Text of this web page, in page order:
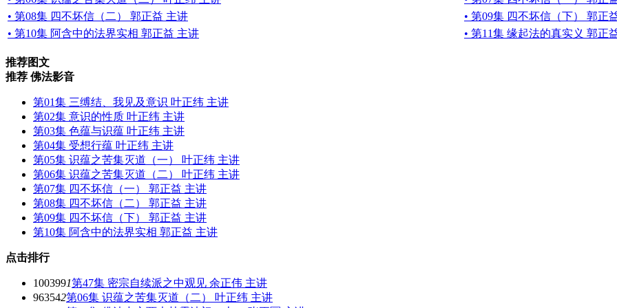
• 第08集 四不坏信（二） 郭正益 主讲
• 第09集 四不坏信（下） 郭正
• 第10集 阿含中的法界实相 郭正益 主讲
• 第11集 缘起法的真实义 郭正
推荐图文
推荐 佛法影音
第01集 三缚结、我见及意识 叶正纬 主讲
第02集 意识的性质 叶正纬 主讲
第03集 色蕴与识蕴 叶正纬 主讲
第04集 受想行蕴 叶正纬 主讲
第05集 识蕴之苦集灭道（一） 叶正纬 主讲
第06集 识蕴之苦集灭道（二） 叶正纬 主讲
第07集 四不坏信（一） 郭正益 主讲
第08集 四不坏信（二） 郭正益 主讲
第09集 四不坏信（下） 郭正益 主讲
第10集 阿含中的法界实相 郭正益 主讲
点击排行
1003991第47集 密宗自续派之中观见 余正伟 主讲
963542第06集 识蕴之苦集灭道（二） 叶正纬 主讲